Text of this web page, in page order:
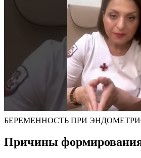
БЕРЕМЕННОСТЬ ПРИ
Причины